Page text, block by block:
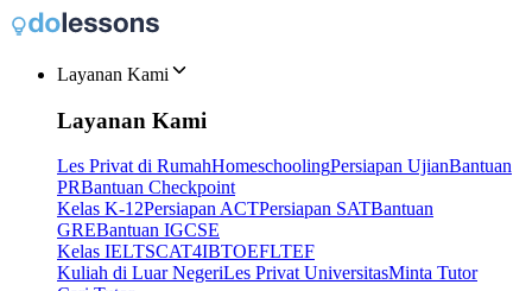
Layanan Kami
Layanan Kami
Les Privat di RumahHomeschoolingPersiapan UjianBantuan
PRBantuan Checkpoint
Kelas K-12Persiapan ACTPersiapan SATBantuan
GREBantuan IGCSE
Kelas IELTSCAT4IBTOEFLTEF
Kuliah di Luar NegeriLes Privat UniversitasMinta Tutor